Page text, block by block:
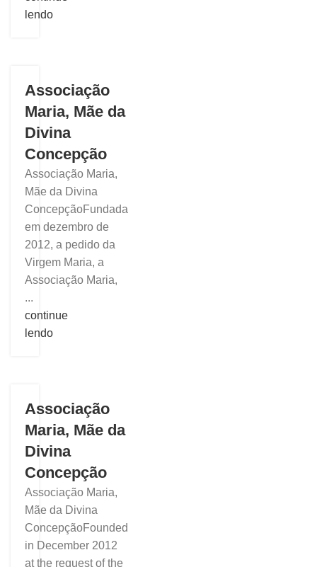
lendo
Associação
Maria, Mãe da
Divina
Concepção
Associação Maria,
Mãe da Divina
ConcepçãoFundada
em dezembro de
2012, a pedido da
Virgem Maria, a
Associação Maria,
...
continue
lendo
Associação
Maria, Mãe da
Divina
Concepção
Associação Maria,
Mãe da Divina
ConcepçãoFounded
in December 2012
at the request of the